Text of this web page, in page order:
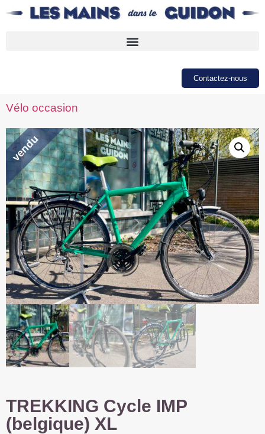
Contactez-nous
Vélo occasion
vendu
TREKKING Cycle IMP
(belgique) XL